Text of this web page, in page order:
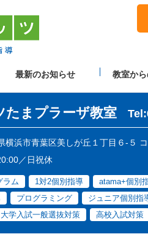
最新のお知らせ 教室か
たまプラーザ教室
横浜市青葉区美しが丘１丁目６-５
／日祝休
ラム 1対2個別指導 atama+個別
プログラミング ジュニア個別指
大学入試一般選抜対策 高校入試対策